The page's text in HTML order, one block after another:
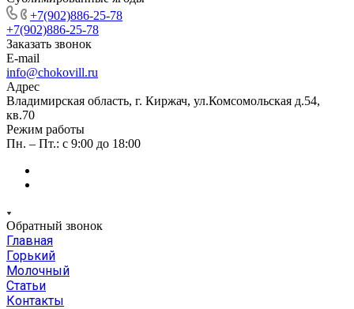
+7(902)886-25-78
+7(902)886-25-78
Заказать звонок
E-mail
info@chokovill.ru
Адрес
Владимирская область, г. Киржач, ул.Комсомольская д.54,
кв.70
Режим работы
Пн. – Пт.: с 9:00 до 18:00
Обратный звонок
Главная
Горький
Молочный
Статьи
Контакты